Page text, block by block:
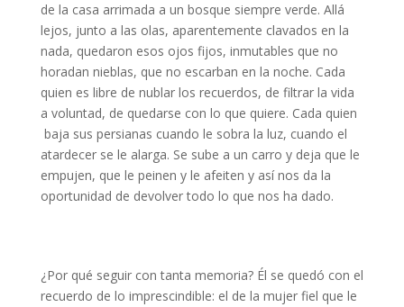
de la casa arrimada a un bosque siempre verde. Allá
lejos, junto a las olas, aparentemente clavados en la
nada, quedaron esos ojos fijos, inmutables que no
horadan nieblas, que no escarban en la noche. Cada
quien es libre de nublar los recuerdos, de filtrar la vida
a voluntad, de quedarse con lo que quiere. Cada quien
baja sus persianas cuando le sobra la luz, cuando el
atardecer se le alarga. Se sube a un carro y deja que le
empujen, que le peinen y le afeiten y así nos da la
oportunidad de devolver todo lo que nos ha dado.
¿Por qué seguir con tanta memoria? Él se quedó con el
recuerdo de lo imprescindible: el de la mujer fiel que le